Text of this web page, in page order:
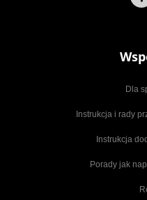
Dla
Instrukcja i rady
Instrukcja
Porady jak